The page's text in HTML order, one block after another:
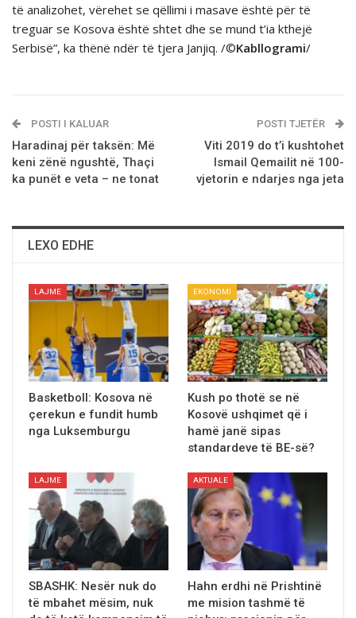
të analizohet, vërehet se qëllimi i masave është për të
treguar se Kosova është shtet dhe se mund t’ia kthejë
Serbisë”, ka thënë ndër të tjera Janjiq. /©Kabllogrami/
POSTI I KALUAR
​Haradinaj pёr taksёn: Më
keni zënë ngushtë, Thaçi
ka punët e veta – ne tonat
POSTI TJETËR
Viti 2019 do t’i kushtohet
Ismail Qemailit në 100-
vjetorin e ndarjes nga jeta
LEXO EDHE
LAJME
Basketboll: Kosova në
çerekun e fundit humb
nga Luksemburgu
EKONOMI
Kush po thotë se në
Kosovë ushqimet që i
hamë janë sipas
standardeve të BE-së?
LAJME
SBASHK: Nesër nuk do
të mbahet mësim, nuk
AKTUALE
Hahn erdhi në Prishtinё
me mision tashmё tё